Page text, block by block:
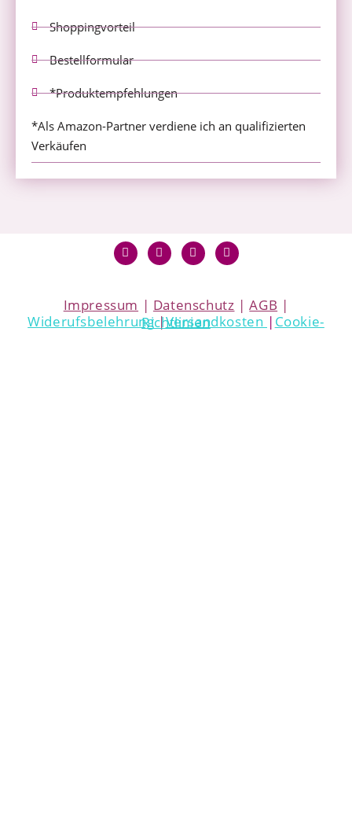
Shoppingvorteil
Bestellformular
*Produktempfehlungen
*Als Amazon-Partner verdiene ich an qualifizierten
Verkäufen
Impressum | Datenschutz |AGB |
Widerufsbelehrung|Versandkosten |
Cookie-Richtlinien